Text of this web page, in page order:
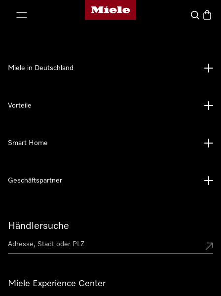
Miele-Homepage
Suche
Händlersuche
Miele Experience Center
Miele in Deutschland
Vorteile
Smart Home
Geschäftspartner